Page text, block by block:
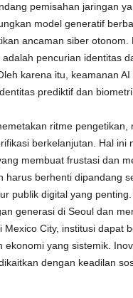
pemisahan jaringan
model generatif
ancaman siber
adalah pencurian identitas
karena itu, keamanan
prediktif dan
ritme
berkelanjutan. Hal
membuat frustasi dan
harus berhenti dipandang
publik digital yang
generasi di Seoul dan
Mexico City, institusi dapat
ekonomi yang sistemik.
dengan keadilan